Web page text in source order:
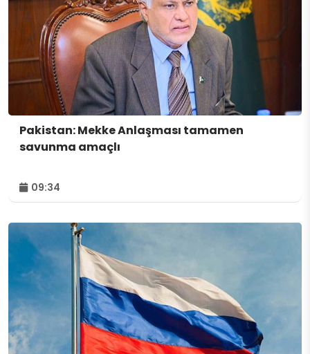
Pakistan: Mekke Anlaşması tamamen
savunma amaçlı
09:34